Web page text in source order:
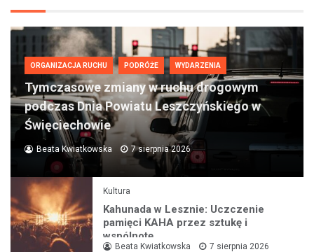
ORGANIZACJA RUCHU PODRÓŻE WYDARZENIA
Tymczasowe zmiany w ruchu drogowym
podczas Dnia Powiatu Leszczyńskiego w
Święciechowie
Beata Kwiatkowska 7 sierpnia 2026
Kultura
Kahunada w Lesznie: Uczczenie
pamięci KAHA przez sztukę i
wspólnotę
Beata Kwiatkowska 7 sierpnia 2026